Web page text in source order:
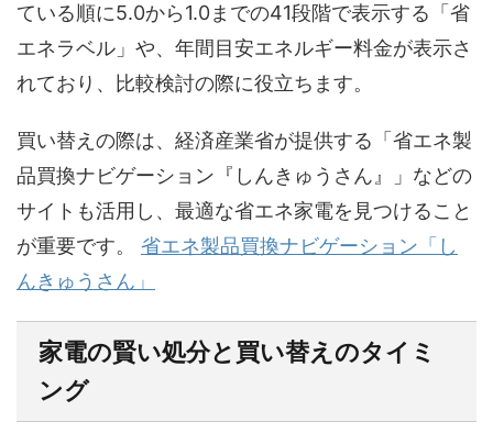
ている順に5.0から1.0までの41段階で表示する「省
エネラベル」や、年間目安エネルギー料金が表示さ
れており、比較検討の際に役立ちます。
買い替えの際は、経済産業省が提供する「省エネ製
品買換ナビゲーション『しんきゅうさん』」などの
サイトも活用し、最適な省エネ家電を見つけること
が重要です。 省エネ製品買換ナビゲーション「し
んきゅうさん」
家電の賢い処分と買い替えのタイミ
ング